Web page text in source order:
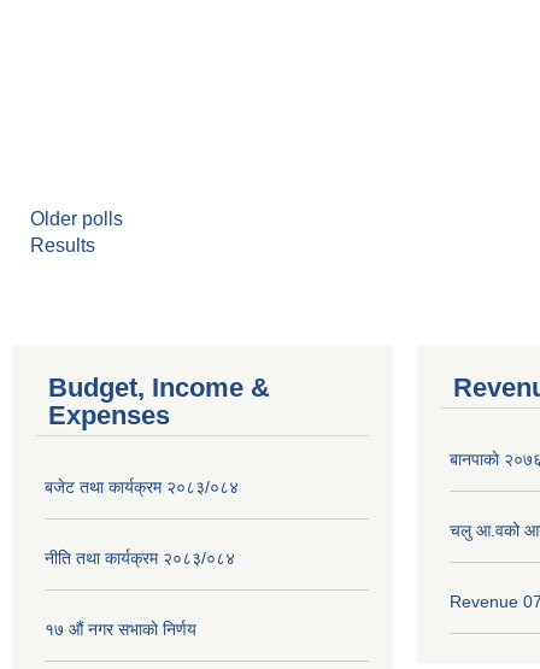
Older polls
Results
Budget, Income &
Expenses
बजेट तथा कार्यक्रम २०८३/०८४
नीति तथा कार्यक्रम २०८३/०८४
१७ ‌‍औं नगर सभाकाे निर्णय
बानपाको
चलु आ.वको
Revenue